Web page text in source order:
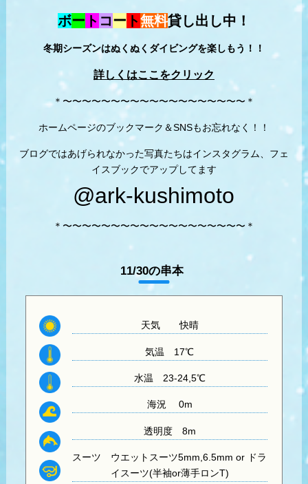
ボー ト コー ト無料貸し出し中！
冬期シーズンはぬくぬくダイビングを楽しもう！！
詳しくはここをクリック
＊〜〜〜〜〜〜〜〜〜〜〜〜〜〜〜〜〜〜〜＊
ホームページのブックマーク＆SNSもお忘れなく！！
ブログではあげられなかった写真たちはインスタグラム、フェ
イスブックでアップしてます
@ark-kushimoto
＊〜〜〜〜〜〜〜〜〜〜〜〜〜〜〜〜〜〜〜＊
11/30の串本
天気 快晴
気温 17℃
水温 23-24,5℃
海況 0m
透明度8m
スーツ ウエットスーツ5mm,6.5mm or ドラ
イスーツ(半袖or薄手ロンT)